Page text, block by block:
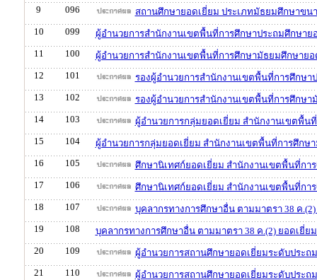
9
096
สถานศึกษายอดเยี่ยม ประเภทมัธยมศึกษาข
10
099
ผู้อำนวยการสำนักงานเขตพื้นที่การศึกษาประถมศึกษาย
11
100
ผู้อำนวยการสำนักงานเขตพื้นที่การศึกษามัธยมศึกษาย
12
101
รองผู้อำนวยการสำนักงานเขตพื้นที่การศึกษ
13
102
รองผู้อำนวยการสำนักงานเขตพื้นที่การศึกษ
14
103
ผู้อำนวยการกลุ่มยอดเยี่ยม สำนักงานเขตพื้น
15
104
ผู้อำนวยการกลุ่มยอดเยี่ยม สำนักงานเขตพื้นที่การศึกษ
16
105
ศึกษานิเทศก์ยอดเยี่ยม สำนักงานเขตพื้นที่กา
17
106
ศึกษานิเทศก์ยอดเยี่ยม สำนักงานเขตพื้นที่กา
18
107
บุคลากรทางการศึกษาอื่น ตามมาตรา 38 ค
19
108
บุคลากรทางการศึกษาอื่น ตามมาตรา 38 ค.(2) ยอดเยี่
20
109
ผู้อำนวยการสถานศึกษายอดเยี่ยมระดับประ
21
110
ผู้อำนวยการสถานศึกษายอดเยี่ยมระดับประ